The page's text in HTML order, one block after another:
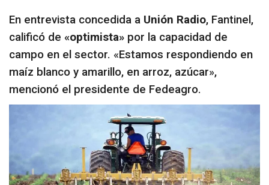
En entrevista concedida a Unión Radio, Fantinel,
calificó de «optimista» por la capacidad de
campo en el sector. «Estamos respondiendo en
maíz blanco y amarillo, en arroz, azúcar»,
mencionó el presidente de Fedeagro.